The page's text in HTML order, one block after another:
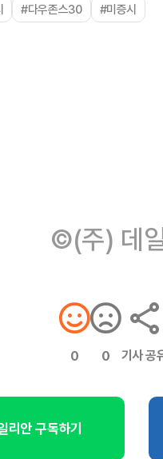
#다우존스30 #미증시
©(주) 데
0 0 기사 공
리안 구독하기